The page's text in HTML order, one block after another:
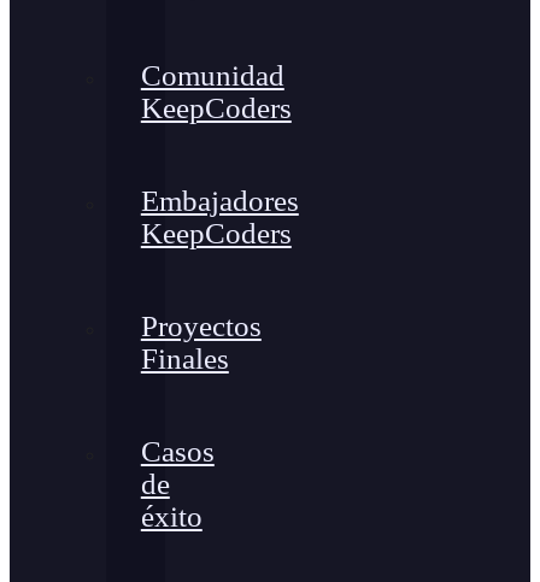
Comunidad
KeepCoders
Embajadores
KeepCoders
Proyectos
Finales
Casos
de
éxito